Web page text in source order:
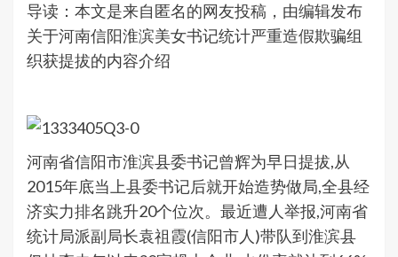
导读：本文是来自匿名的网友投稿，由编辑发布
关于河南信阳淮滨美女书记统计严重造假欺骗组
织获提拔的内容介绍
河南省信阳市淮滨县委书记曾辉为早日提拔,从
2015年底当上县委书记后就开始造势做局,全县经
济实力排名跳升20个位次。最近遭人举报,河南省
统计局派副局长袁祖霞(信阳市人)带队到淮滨县